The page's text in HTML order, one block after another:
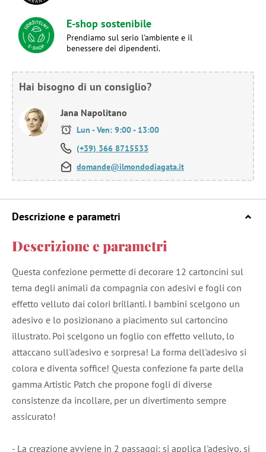
E-shop sostenibile
Prendiamo sul serio l'ambiente e il
benessere dei dipendenti.
Hai bisogno di un consiglio?
Jana Napolitano
Lun - Ven: 9:00 - 13:00
(+39) 366 8715533
domande@ilmondodiagata.it
Descrizione e parametri
Descrizione e parametri
Questa confezione permette di decorare 12 cartoncini sul
tema degli animali da compagnia con adesivi e fogli con
effetto velluto dai colori brillanti. I bambini scelgono un
adesivo e lo posizionano a piacimento sul cartoncino
illustrato. Poi scelgono un foglio con effetto velluto, lo
attaccano sull'adesivo e sorpresa! La forma dell'adesivo si
colora e diventa soffice! Questa confezione fa parte della
gamma Artistic Patch che propone fogli di diverse
consistenze da incollare, per un divertimento sempre
assicurato!
- La creazione avviene in 2 passaggi: si applica l'adesivo, si